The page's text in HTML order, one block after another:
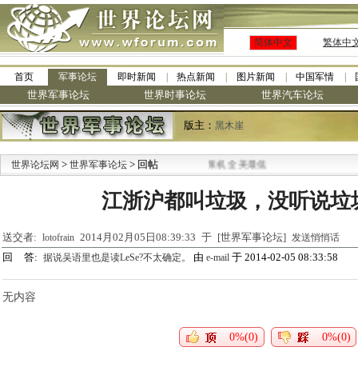
简体中文 繁体中
首页 军事论坛 即时新闻 热点新闻 图片新闻 中国军情
世界军事论坛 世界时事论坛 世界汽车论坛
版主： 黑木崖
世界论坛网 > 世界军事论坛 > 回帖
·九阳全新免清洗型豆浆机 全美最低
江浙沪都叫垃圾，没听说垃
送交者: lotofrain 2014月02月05日08:39:33 于 [世界军事论坛] 发送悄悄话
回 答: 据说吴语里也是读LeSe?不太确定。 由 e-mail 于 2014-02-05 08:33:58
无内容
0%(0) 0%(0)